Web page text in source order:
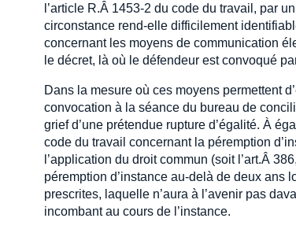
l’article R.Â 1453-2 du code du travail, par
circonstance rend-elle difficilement
concernant les moyens de communication
le décret, là où le défendeur est convoqué
Dans la mesure où ces moyens permettent
convocation à la séance du bureau de
grief d’une prétendue rupture d’égalité. À
code du travail concernant la péremption
l’application du droit commun (soit l’art.Â
péremption d’instance au-delà de deux ans
prescrites, laquelle n’aura à l’avenir pas
incombant au cours de l’instance.